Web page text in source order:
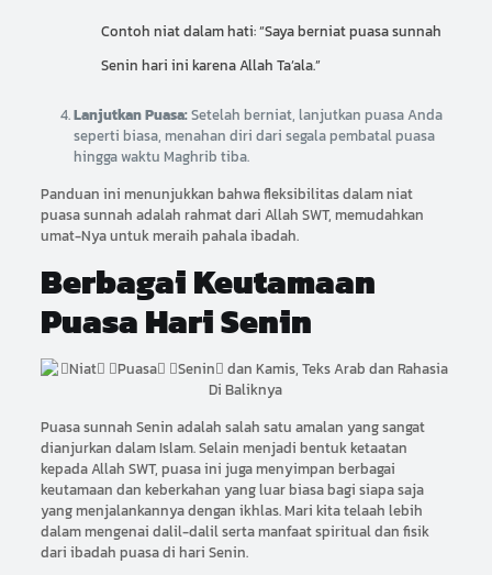
Contoh niat dalam hati: “Saya berniat puasa sunnah
Senin hari ini karena Allah Ta’ala.”
Lanjutkan Puasa:Setelah berniat, lanjutkan puasa Anda
seperti biasa, menahan diri dari segala pembatal puasa
hingga waktu Maghrib tiba.
Panduan ini menunjukkan bahwa fleksibilitas dalam niat
puasa sunnah adalah rahmat dari Allah SWT, memudahkan
umat-Nya untuk meraih pahala ibadah.
Berbagai Keutamaan
Puasa Hari Senin
Puasa sunnah Senin adalah salah satu amalan yang sangat
dianjurkan dalam Islam. Selain menjadi bentuk ketaatan
kepada Allah SWT, puasa ini juga menyimpan berbagai
keutamaan dan keberkahan yang luar biasa bagi siapa saja
yang menjalankannya dengan ikhlas. Mari kita telaah lebih
dalam mengenai dalil-dalil serta manfaat spiritual dan fisik
dari ibadah puasa di hari Senin.